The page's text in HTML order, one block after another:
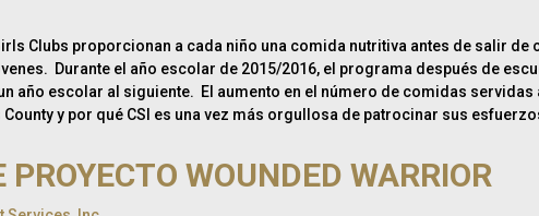
Clubs proporcionan a cada niño una comida nutritiva antes de salir
Durante el año escolar de 2015/2016, el programa después de
año escolar al siguiente. El aumento en el número de comidas
y por qué CSI es una vez más orgullosa de patrocinar sus
WOUNDED WARRIOR